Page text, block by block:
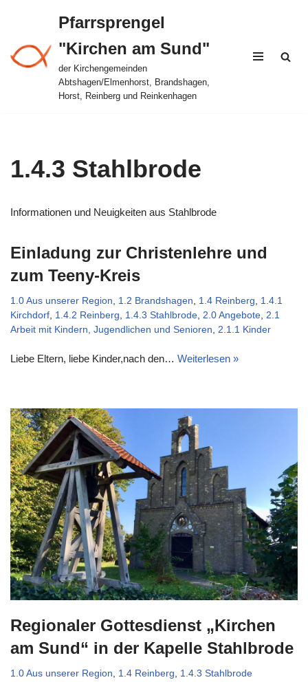
Inhalt
springen
Pfarrsprengel
"Kirchen am Sund"
der Kirchengemeinden
Abtshagen/Elmenhorst, Brandshagen,
Horst, Reinberg und Reinkenhagen
1.4.3 Stahlbrode
Informationen und Neuigkeiten aus Stahlbrode
Einladung zur Christenlehre und
zum Teeny-Kreis
1.0 Aus unserer Region, 1.2 Brandshagen, 1.4 Reinberg, 1.4.1
Kirchdorf, 1.4.2 Reinberg, 1.4.3 Stahlbrode, 2.0 Angebote, 2.1
Arbeit mit Kindern, Jugendlichen und Senioren, 2.1.1 Kinder
Liebe Eltern, liebe Kinder,nach den… Weiterlesen »
Regionaler Gottesdienst „Kirchen
am Sund“ in der Kapelle Stahlbrode
1.0 Aus unserer Region 1.4 Reinberg 1.4.3 Stahlbrode